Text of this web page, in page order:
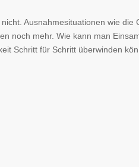
Ausnahmesituationen wie die
noch mehr. Wie kann man
Schritt für Schritt überwinden